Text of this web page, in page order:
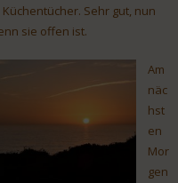
Sehr gut, nun
sie offen ist.
Am
näc
hst
en
Mor
gen